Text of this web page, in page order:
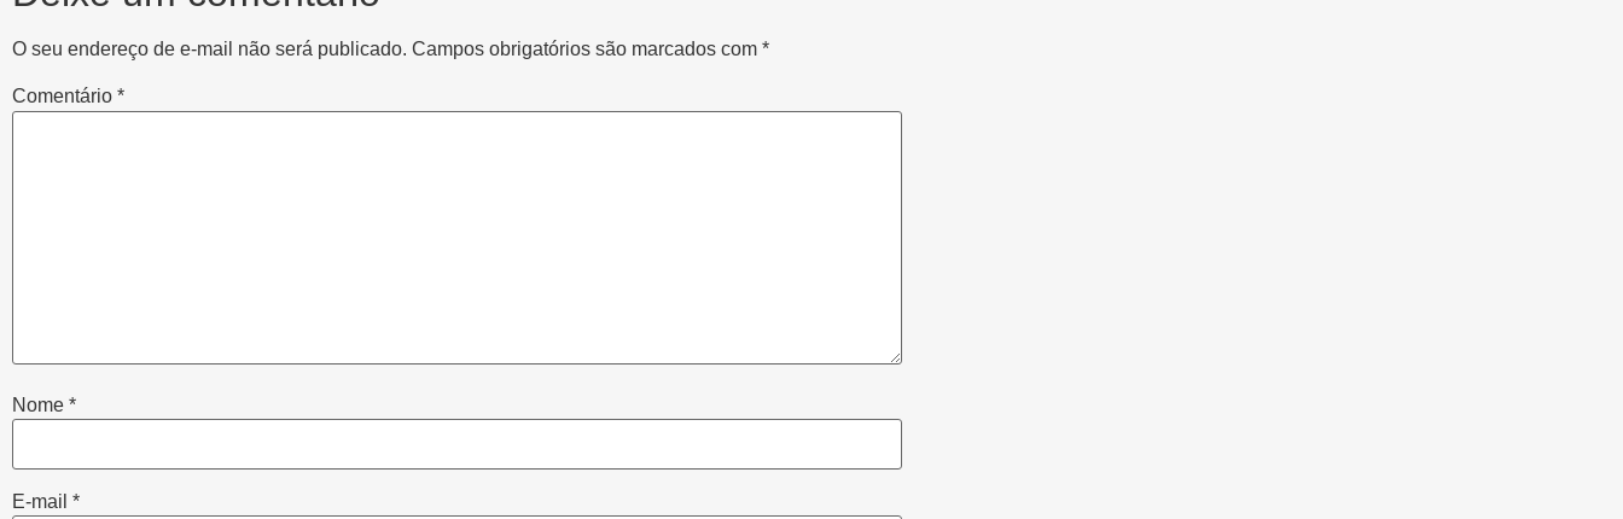
O seu endereço de e-mail não será publicado. Campos obrigatórios são marcados com *
Comentário *
Nome *
E-mail *